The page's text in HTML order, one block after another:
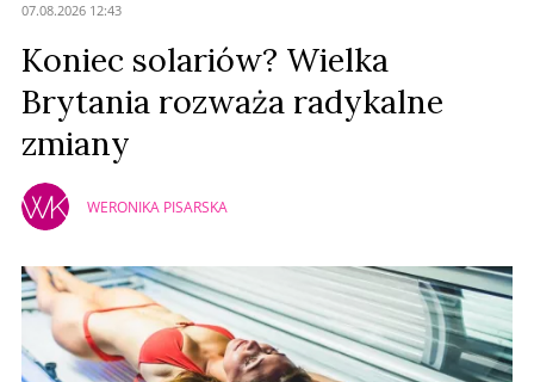
07.08.2026 12:43
Koniec solariów? Wielka
Brytania rozważa radykalne
zmiany
WERONIKA PISARSKA